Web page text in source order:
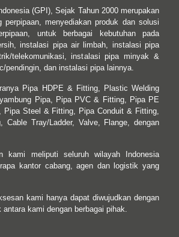
(GPI), Sejak Tahun 2000 merupakan
perpipaan, menyediakan produk dan solusi
untuk berbagai kebutuhan pada
instalasi pipa air limbah, instalasi pipa
telekomunikasi, instalasi pipa minyak &
pendingin, dan instalasi pipa lainnya.
Pipa HDPE & Fitting, Plastic Welding
Pipa, Pipa PVC & Fitting, Pipa PE
Pipa Steel & Fitting, Pipa Conduit & Fitting,
Cable Tray/Ladder, Valve, Flange, dengan
kami meliputi seluruh wilayah Indonesia
kantor cabang, agen dan logistik yang
kami hanya dapat diwujudkan dengan
antara kami dengan berbagai pihak.